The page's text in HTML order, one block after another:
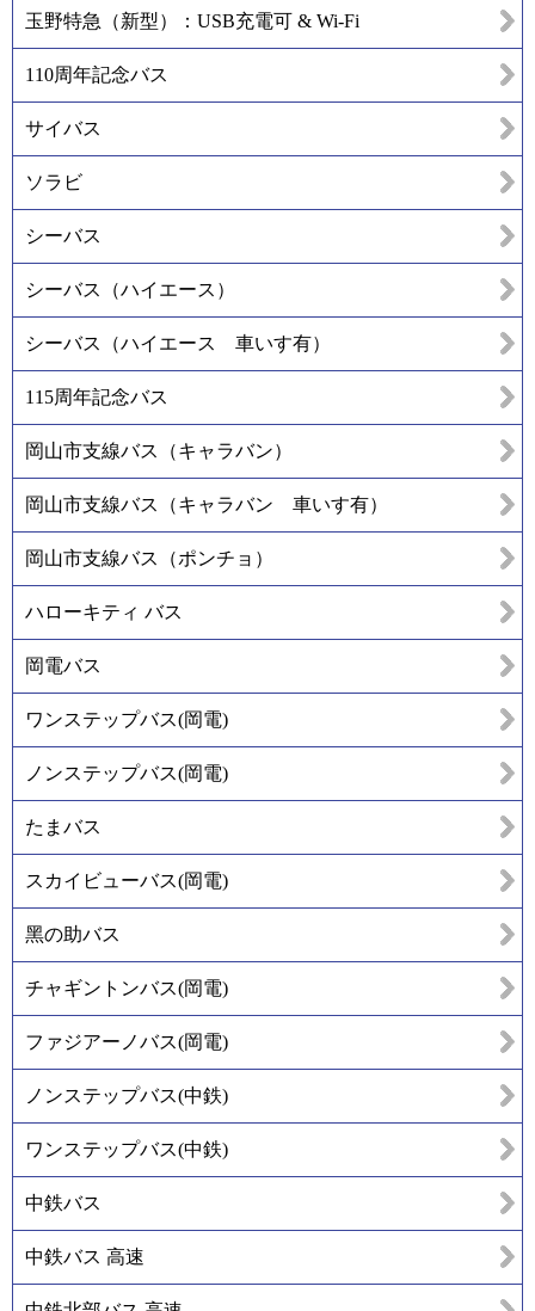
玉野特急（新型）：USB充電可 & Wi-Fi
110周年記念バス
サイバス
ソラビ
シーバス
シーバス（ハイエース）
シーバス（ハイエース 車いす有）
115周年記念バス
岡山市支線バス（キャラバン）
岡山市支線バス（キャラバン 車いす有）
岡山市支線バス（ポンチョ）
ハローキティ バス
岡電バス
ワンステップバス(岡電)
ノンステップバス(岡電)
たまバス
スカイビューバス(岡電)
黑の助バス
チャギントンバス(岡電)
ファジアーノバス(岡電)
ノンステップバス(中鉄)
ワンステップバス(中鉄)
中鉄バス
中鉄バス 高速